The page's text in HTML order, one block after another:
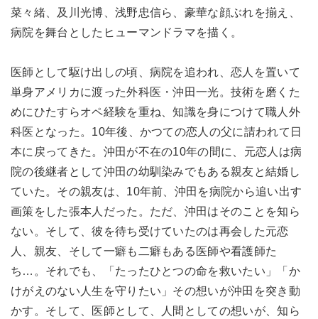
菜々緒、及川光博、浅野忠信ら、豪華な顔ぶれを揃え、
病院を舞台としたヒューマンドラマを描く。
医師として駆け出しの頃、病院を追われ、恋人を置いて
単身アメリカに渡った外科医・沖田一光。技術を磨くた
めにひたすらオペ経験を重ね、知識を身につけて職人外
科医となった。10年後、かつての恋人の父に請われて日
本に戻ってきた。沖田が不在の10年の間に、元恋人は病
院の後継者として沖田の幼馴染みでもある親友と結婚し
ていた。その親友は、10年前、沖田を病院から追い出す
画策をした張本人だった。ただ、沖田はそのことを知ら
ない。そして、彼を待ち受けていたのは再会した元恋
人、親友、そして一癖も二癖もある医師や看護師た
ち…。それでも、「たったひとつの命を救いたい」「か
けがえのない人生を守りたい」その想いが沖田を突き動
かす。そして、医師として、人間としての想いが、知ら